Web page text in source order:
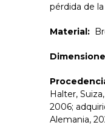
pérdida de la
Material:
Halter,
2006;
Alemania,